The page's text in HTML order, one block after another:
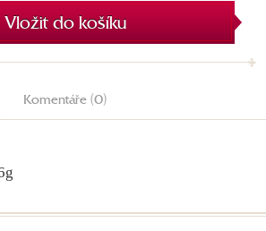
Vložit do košíku
Komentáře (0)